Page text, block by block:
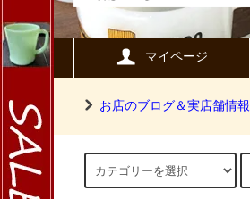
マイページ
お店のブログ＆実店舗情報